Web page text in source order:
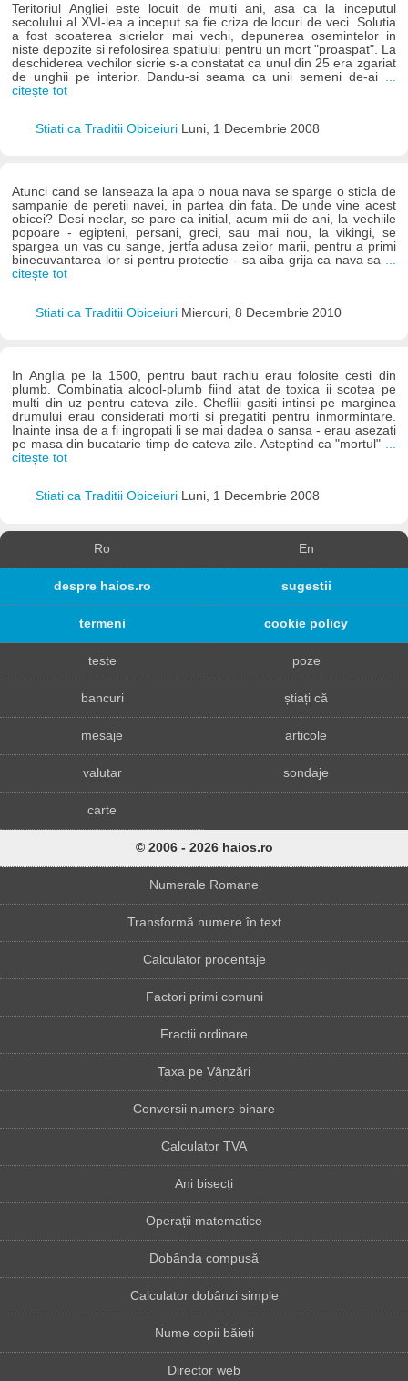
Teritoriul Angliei este locuit de multi ani, asa ca la inceputul
secolului al XVI-lea a inceput sa fie criza de locuri de veci. Solutia
a fost scoaterea sicrielor mai vechi, depunerea osemintelor in
niste depozite si refolosirea spatiului pentru un mort "proaspat". La
deschiderea vechilor sicrie s-a constatat ca unul din 25 era zgariat
de unghii pe interior. Dandu-si seama ca unii semeni de-ai
citește tot
Stiati ca Traditii Obiceiuri Luni, 1 Decembrie 2008
Atunci cand se lanseaza la apa o noua nava se sparge o sticla de
sampanie de peretii navei, in partea din fata. De unde vine acest
obicei? Desi neclar, se pare ca initial, acum mii de ani, la vechiile
popoare - egipteni, persani, greci, sau mai nou, la vikingi, se
spargea un vas cu sange, jertfa adusa zeilor marii, pentru a primi
binecuvantarea lor si pentru protectie - sa aiba grija ca nava sa ...
citește tot
Stiati ca Traditii Obiceiuri Miercuri, 8 Decembrie 2010
In Anglia pe la 1500, pentru baut rachiu erau folosite cesti din
plumb. Combinatia alcool-plumb fiind atat de toxica ii scotea pe
multi din uz pentru cateva zile. Chefliii gasiti intinsi pe marginea
drumului erau considerati morti si pregatiti pentru inmormintare.
Inainte insa de a fi ingropati li se mai dadea o sansa - erau asezati
pe masa din bucatarie timp de cateva zile. Asteptind ca "mortul" ...
citește tot
Stiati ca Traditii Obiceiuri Luni, 1 Decembrie 2008
Ro En
despre haios.ro sugestii
termeni cookie policy
teste poze
bancuri știați că
mesaje articole
valutar sondaje
carte
© 2006 - 2026 haios.ro
Numerale Romane
Transformă numere în text
Calculator procentaje
Factori primi comuni
Fracții ordinare
Taxa pe Vânzări
Conversii numere binare
Calculator TVA
Ani bisecți
Operații matematice
Dobânda compusă
Calculator dobânzi simple
Nume copii băieți
Director web